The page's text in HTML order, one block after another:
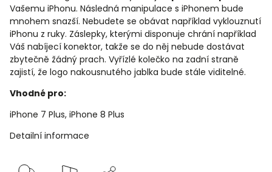
Vašemu iPhonu. Následná manipulace s iPhonem bude
mnohem snazší. Nebudete se obávat například vyklouznutí
iPhonu z ruky. Záslepky, kterými disponuje chrání například
Váš nabíjecí konektor, takže se do něj nebude dostávat
zbytečně žádný prach. Vyřízlé kolečko na zadní straně
zajistí, že logo nakousnutého jablka bude stále viditelné.
Vhodné pro:
iPhone 7 Plus, iPhone 8 Plus
Detailní informace